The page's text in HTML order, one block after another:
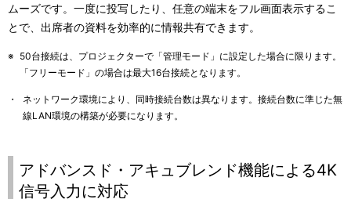
ムーズです。一度に投写したり、任意の端末をフル画面表示するこ
とで、出席者の資料を効率的に情報共有できます。
※ 50台接続は、プロジェクターで「管理モード」に設定した場合に限ります。
「フリーモード」の場合は最大16台接続となります。
・
ネットワーク環境により、同時接続台数は異なります。接続台数に準じた無
線LAN環境の構築が必要になります。
アドバンスド・アキュブレンド機能による4K
信号入力に対応